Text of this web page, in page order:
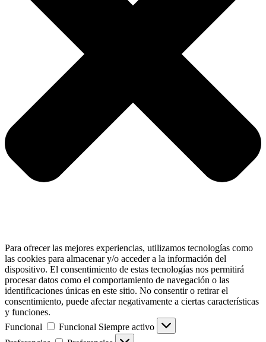
Para ofrecer las mejores experiencias, utilizamos tecnologías como
las cookies para almacenar y/o acceder a la información del
dispositivo. El consentimiento de estas tecnologías nos permitirá
procesar datos como el comportamiento de navegación o las
identificaciones únicas en este sitio. No consentir o retirar el
consentimiento, puede afectar negativamente a ciertas características
y funciones.
Funcional
Funcional Siempre activo